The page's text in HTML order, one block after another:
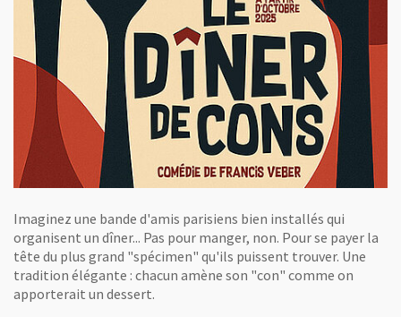
Imaginez une bande d'amis parisiens bien installés qui
organisent un dîner... Pas pour manger, non. Pour se payer la
tête du plus grand "spécimen" qu'ils puissent trouver. Une
tradition élégante : chacun amène son "con" comme on
apporterait un dessert.